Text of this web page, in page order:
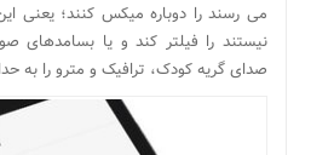
می رسند را دوباره میکس کنند؛ یعنی
نیستند را فیلتر کند و یا بسامدهای
صدای گریه کودک، ترافیک و مترو را به